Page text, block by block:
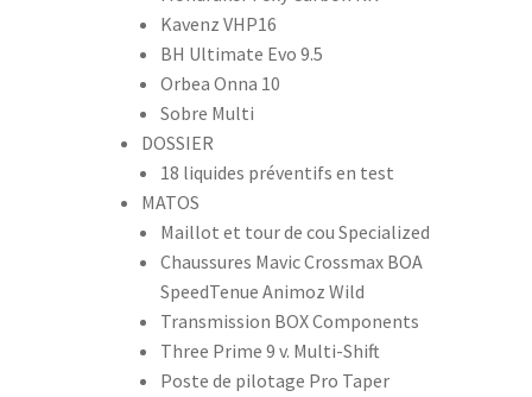
Kavenz VHP16
BH Ultimate Evo 9.5
Orbea Onna 10
Sobre Multi
DOSSIER
18 liquides préventifs en test
MATOS
Maillot et tour de cou Specialized
Chaussures Mavic Crossmax BOA
SpeedTenue Animoz Wild
Transmission BOX Components
Three Prime 9 v. Multi-Shift
Poste de pilotage Pro Taper